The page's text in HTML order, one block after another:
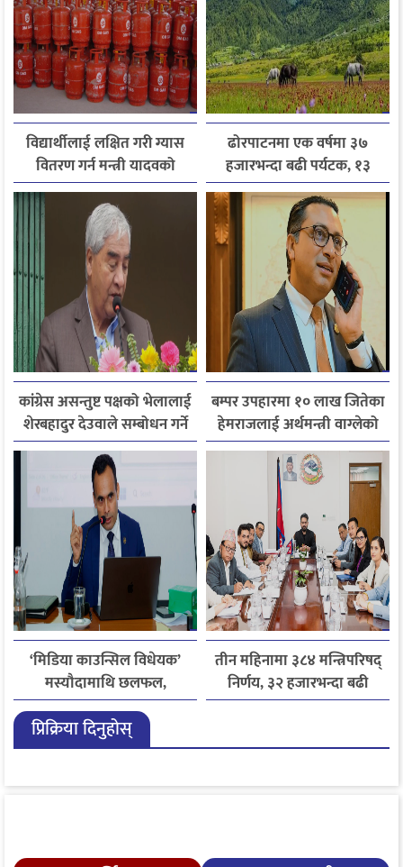
विद्यार्थीलाई लक्षित गरी ग्यास
वितरण गर्न मन्त्री यादवको
निर्देशन
ढोरपाटनमा एक वर्षमा ३७
हजारभन्दा बढी पर्यटक, १३
हजारले बढ्यो आगमन
कांग्रेस असन्तुष्ट पक्षको भेलालाई
शेरबहादुर देउवाले सम्बोधन गर्ने
बम्पर उपहारमा १० लाख जितेका
हेमराजलाई अर्थमन्त्री वाग्लेको
फोन, रुपन्देहीकी सपनाले
जितिन् एक लाख
‘मिडिया काउन्सिल विधेयक’
मस्यौदामाथि छलफल,
एआईदेखि पत्रकारको
लाइसेन्ससम्मका विषयमा
सुझाव
तीन महिनामा ३८४ मन्त्रिपरिषद्
निर्णय, ३२ हजारभन्दा बढी
गुनासो फर्छ्योट
प्रिक्रिया दिनुहोस्